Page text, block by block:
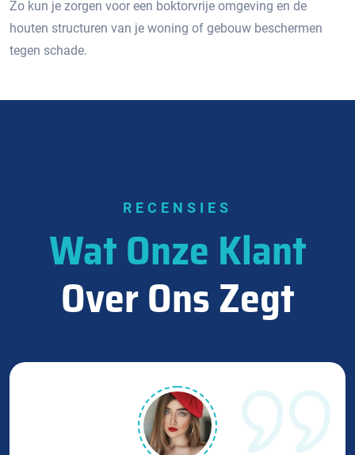
Zo kun je zorgen voor een boktorvrije omgeving en de
houten structuren van je woning of gebouw beschermen
tegen schade.
RECENSIES
Wat Onze Klant
Over Ons Zegt